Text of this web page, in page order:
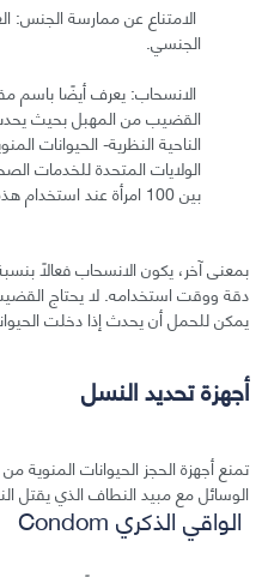
الامتناع عن ممارسة الجنس:
الجنسي.
الانسحاب: يعرف أيضًا باسم
القضيب من المهبل بحيث
الناحية النظرية- الحيوانات
بين 100 امرأة عند استخدام هذه الطريقة.
دقة ووقت استخدامه. لا يحتاج
يمكن للحمل أن يحدث إذا دخلت
أجهزة تحديد النسل
تمنع أجهزة الحجز الحيوانات
الوسائل مع مبيد النطاف الذي يقتل
الواقي الذكري Condom